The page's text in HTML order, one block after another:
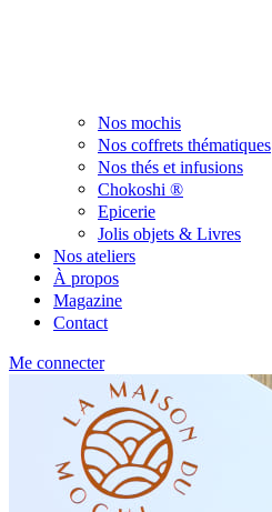
Nos mochis
Nos coffrets thématiques
Nos thés et infusions
Chokoshi ®
Epicerie
Jolis objets & Livres
Nos ateliers
À propos
Magazine
Contact
Me connecter